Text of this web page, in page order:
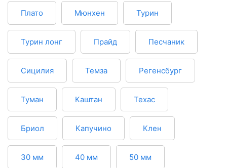
Плато Мюнхен Турин
Турин лонг Прайд Песчаник
Сицилия Темза Регенсбург
Туман Каштан Техас
Бриол Капучино Клен
30 мм 40 мм 50 мм